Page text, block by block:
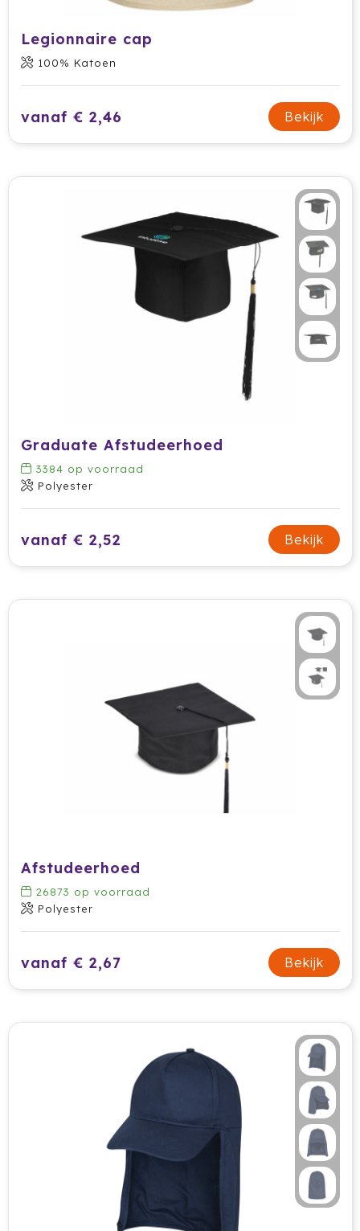
Legionnaire cap
100% Katoen
vanaf € 2,46 Bekijk
Graduate Afstudeerhoed
3384 op voorraad
Polyester
vanaf € 2,52 Bekijk
Afstudeerhoed
26873 op voorraad
Polyester
vanaf € 2,67 Bekijk